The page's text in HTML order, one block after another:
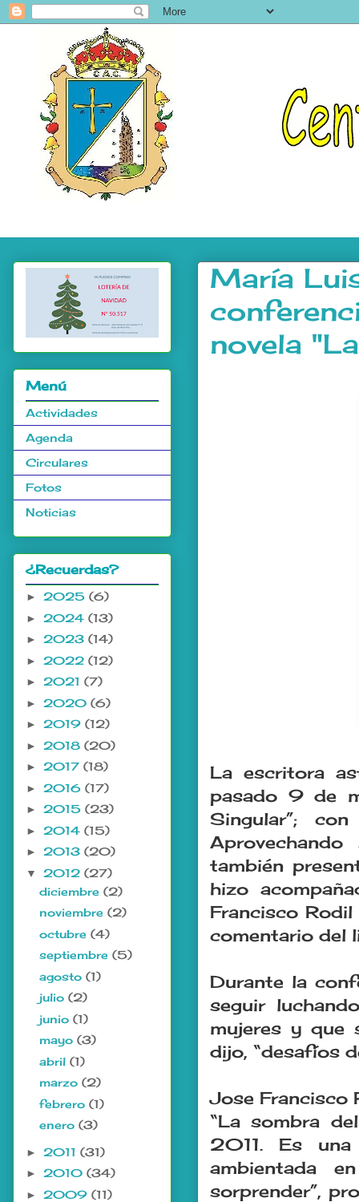
María
novela
La escritora
pasado 9 de
Singular”;
también
hizo
Francisco
comentario del
Durante la
seguir
mujeres y que
dijo, “desafíos
Jose Francisco
“La sombra
2011. Es una
ambientada
sorprender”,
Menú
Actividades
Agenda
Circulares
Fotos
Noticias
¿Recuerdas?
► 2025 (6)
► 2024 (13)
► 2023 (14)
► 2022 (12)
► 2021 (7)
► 2020 (6)
► 2019 (12)
► 2018 (20)
► 2017 (18)
► 2016 (17)
► 2015 (23)
► 2014 (15)
► 2013 (20)
▼ 2012 (27)
diciembre (2)
noviembre (2)
octubre (4)
septiembre (5)
agosto (1)
julio (2)
junio (1)
mayo (3)
abril (1)
marzo (2)
febrero (1)
enero (3)
► 2011 (31)
► 2010 (34)
► 2009 (11)